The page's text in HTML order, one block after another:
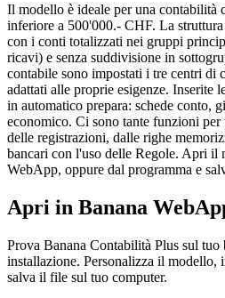
Il modello è ideale per una contabilità
inferiore a 500'000.- CHF. La
con i conti totalizzati nei gruppi
ricavi) e senza suddivisione in
contabile sono impostati i tre centri di
adattati alle proprie esigenze. Inserite
in automatico prepara: schede conto,
economico. Ci sono tante funzioni
delle registrazioni, dalle righe
bancari con l'uso delle Regole. Apri il
WebApp, oppure dal programma e
Apri in Banana
Prova Banana Contabilità Plus sul tuo
installazione. Personalizza il modello,
salva il file sul tuo computer.